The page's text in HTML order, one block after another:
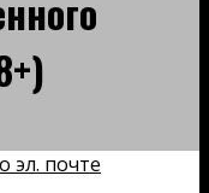
эл. почте